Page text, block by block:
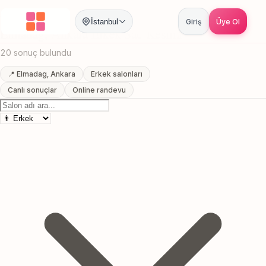
İstanbul Giriş Üye Ol
Anasayfa / Ankara Elmadag Erkek Sac Kesimi
Elmadag, Ankara Erkek Sac Kesimi
20 sonuç bulundu
📍 Elmadag, Ankara
Erkek salonları
Canlı sonuçlar
Online randevu